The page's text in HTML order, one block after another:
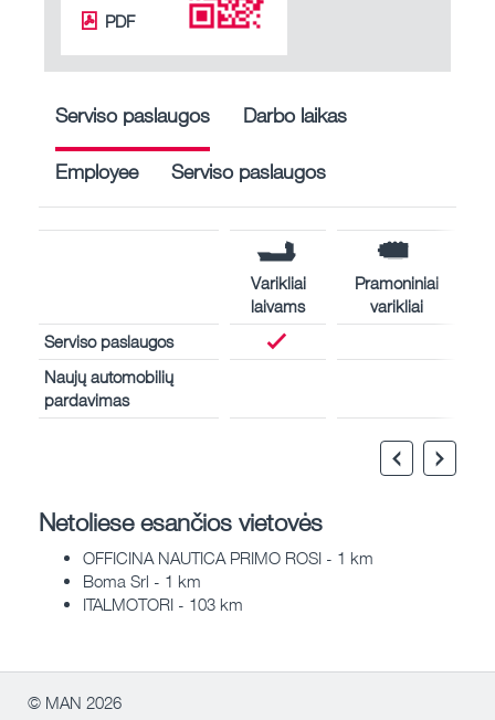
PDF
Serviso paslaugos Darbo laikas
Employee Serviso paslaugos
Varikliai
laivams
Pramoniniai
varikliai
Serviso paslaugos
Naujų automobilių
pardavimas
Netoliese esančios vietovės
OFFICINA NAUTICA PRIMO ROSI - 1 km
Boma Srl - 1 km
ITALMOTORI - 103 km
© MAN 2026